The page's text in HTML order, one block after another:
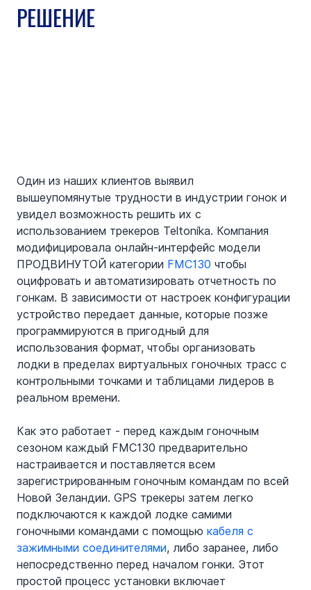
РЕШЕНИЕ
Один из наших клиентов выявил
вышеупомянутые трудности в индустрии гонок и
увидел возможность решить их с
использованием трекеров Teltonika. Компания
модифицировала онлайн-интерфейс модели
ПРОДВИНУТОЙ категории FMC130 чтобы
оцифровать и автоматизировать отчетность по
гонкам. В зависимости от настроек конфигурации
устройство передает данные, которые позже
программируются в пригодный для
использования формат, чтобы организовать
лодки в пределах виртуальных гоночных трасс с
контрольными точками и таблицами лидеров в
реальном времени.
Как это работает - перед каждым гоночным
сезоном каждый FMC130 предварительно
настраивается и поставляется всем
зарегистрированным гоночным командам по всей
Новой Зеландии. GPS трекеры затем легко
подключаются к каждой лодке самими
гоночными командами с помощью кабеля с
зажимными соединителями, либо заранее, либо
непосредственно перед началом гонки. Этот
простой процесс установки включает